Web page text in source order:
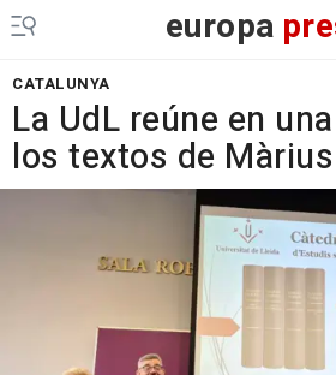
europa
CATALUNYA
La UdL reúne en
los textos de